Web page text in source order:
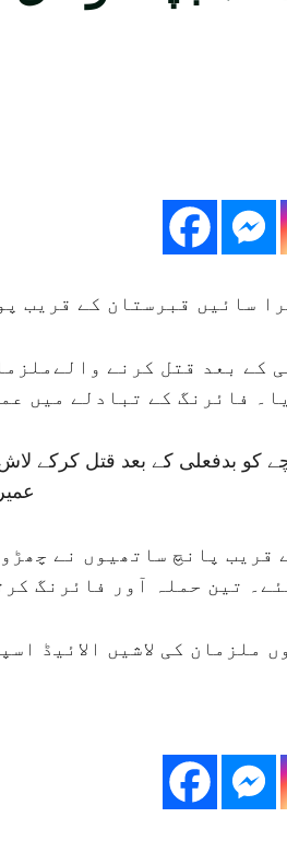
سائیں قبرستان کے قریب
کے بعد قتل کرنے
فائرنگ کے تبادلے میں
کو بدفعلی کے بعد قتل کرکے
پانچ ساتھیوں نے
تین حملہ آور فائرنگ
ملزمان کی لاشیں الائیڈ